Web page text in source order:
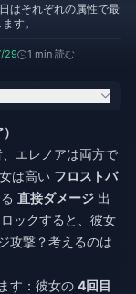
はそれぞれの属性で最
す。
29 1 min 読む
エレノアは両方で
は高い フロストバ
直接ダメージ 出
ックすると、彼女
攻撃？考えるのは
す：彼女の 4回目